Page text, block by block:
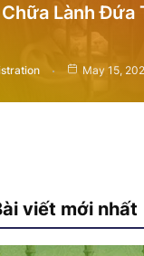
Lành Đứa
May 15,
viết mới nhất